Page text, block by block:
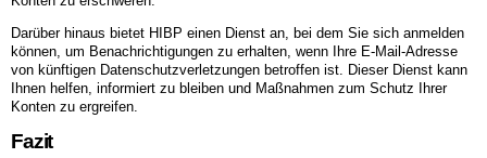
Darüber hinaus bietet HIBP einen Dienst an, bei dem Sie sich anmelden
können, um Benachrichtigungen zu erhalten, wenn Ihre E-Mail-Adresse
von künftigen Datenschutzverletzungen betroffen ist. Dieser Dienst kann
Ihnen helfen, informiert zu bleiben und Maßnahmen zum Schutz Ihrer
Konten zu ergreifen.
Fazit